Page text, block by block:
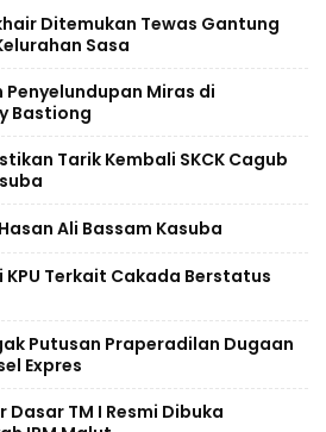
Ditemukan Tewas Gantung
Sasa
Penyelundupan Miras di
Bastiong
Tarik Kembali SKCK Cagub
Ali Bassam Kasuba
KPU Terkait Cakada Berstatus
Putusan Praperadilan Dugaan
Expres
Dasar TM I Resmi Dibuka